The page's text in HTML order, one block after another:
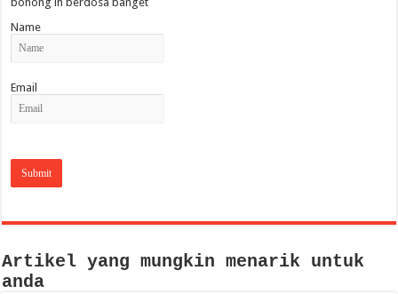
Name
Email
Artikel yang mungkin menarik untuk
anda